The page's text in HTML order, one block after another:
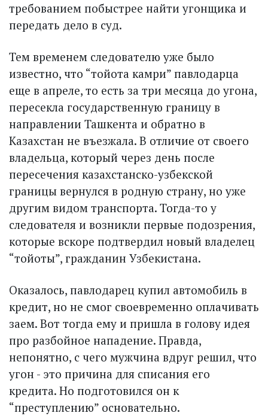
требованием побыстрее найти угонщика и
передать дело в суд.
Тем временем следователю уже было
известно, что “тойота кам­ри” павлодарца
еще в апреле, то есть за три месяца до угона,
пересекла государственную границу в
направлении Ташкента и обратно в
Казахстан не въезжала. В отличие от своего
владельца, который через день после
пересечения казахстанско-узбекской
границы вернулся в родную страну, но уже
другим видом транспорта. Тогда-то у
следователя и возникли первые подозрения,
которые вскоре подтвердил новый владелец
“тойоты”, граж­данин Узбекистана.
Оказалось, павлодарец купил автомобиль в
кредит, но не смог своевременно оплачивать
заем. Вот тогда ему и пришла в голову идея
про разбойное нападение. Правда,
непонятно, с чего мужчина вдруг решил, что
угон - это причина для списания его
кредита. Но подготовился он к
“преступлению” основательно.